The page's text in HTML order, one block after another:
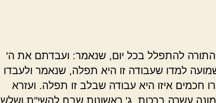
להתפלל בכל יום, שנאמר: ועבדתם את ה'
למדו שעבודה זו היא תפלה, שנאמר ולעבדו
חכמים איזו היא עבודה שבלב זו תפלה. ועזרא
עשרה ברכות, ג' ראשונות שבח להשי"ת ושלש